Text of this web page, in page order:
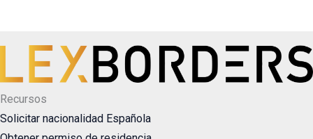
Recursos
Solicitar nacionalidad Española